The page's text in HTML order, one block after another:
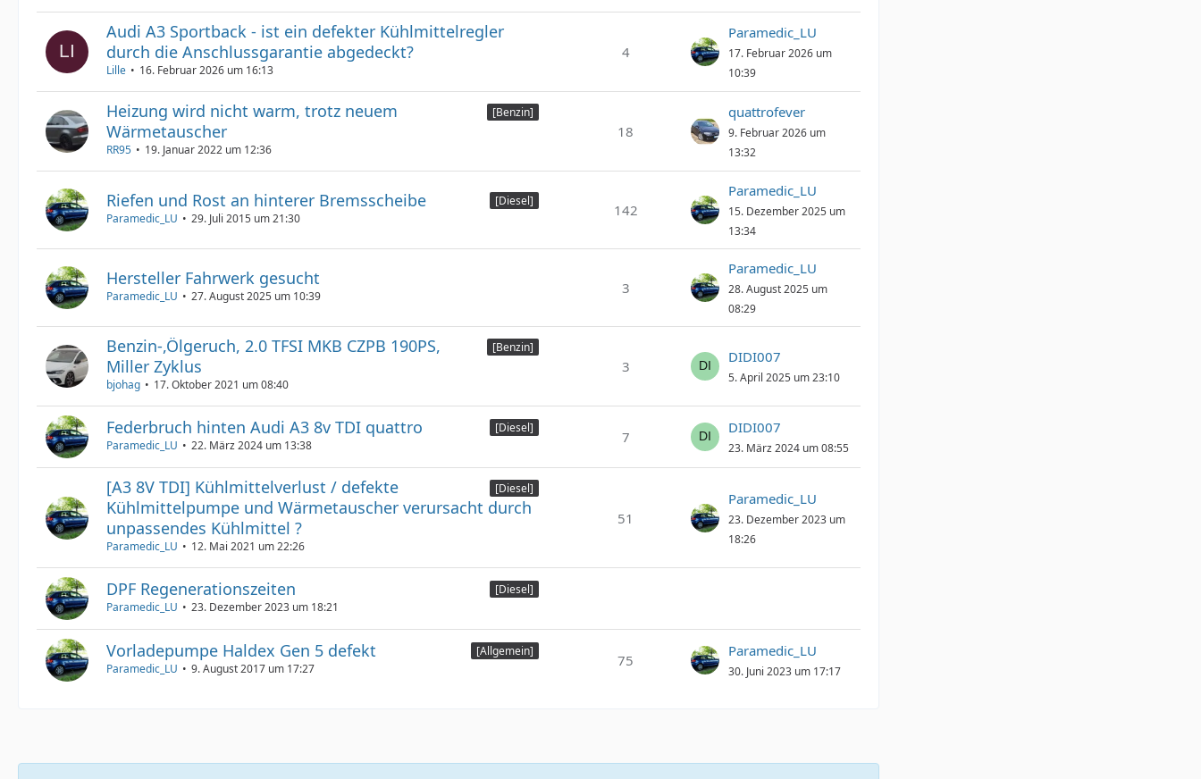
Audi A3 Sportback - ist ein defekter Kühlmittelregler
durch die Anschlussgarantie abgedeckt?
Lille 16. Februar 2026 um 16:13
4
Paramedic_LU
17. Februar 2026 um
10:39
[Benzin]
Heizung wird nicht warm, trotz neuem
Wärmetauscher
RR95 19. Januar 2022 um 12:36
18
quattrofever
9. Februar 2026 um
13:32
[Diesel]
Riefen und Rost an hinterer Bremsscheibe
Paramedic_LU 29. Juli 2015 um 21:30 142
Paramedic_LU
15. Dezember 2025 um
13:34
Hersteller Fahrwerk gesucht
Paramedic_LU 27. August 2025 um 10:39 3
Paramedic_LU
28. August 2025 um
08:29
[Benzin]
Benzin-,Ölgeruch, 2.0 TFSI MKB CZPB 190PS,
Miller Zyklus
bjohag 17. Oktober 2021 um 08:40
3
DIDI007
5. April 2025 um 23:10
[Diesel]
Federbruch hinten Audi A3 8v TDI quattro
Paramedic_LU 22. März 2024 um 13:38 7
DIDI007
23. März 2024 um 08:55
[Diesel]
[A3 8V TDI] Kühlmittelverlust / defekte
Kühlmittelpumpe und Wärmetauscher verursacht durch
unpassendes Kühlmittel ?
Paramedic_LU 12. Mai 2021 um 22:26
51
Paramedic_LU
23. Dezember 2023 um
18:26
[Diesel]
DPF Regenerationszeiten
Paramedic_LU 23. Dezember 2023 um 18:21
[Allgemein]
Vorladepumpe Haldex Gen 5 defekt
Paramedic_LU 9. August 2017 um 17:27 75
Paramedic_LU
30. Juni 2023 um 17:17